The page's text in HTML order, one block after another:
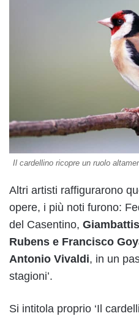
Il cardellino ricopre un ruolo
Altri artisti raffigurarono
opere, i più noti furono:
del Casentino,
Rubens e Francisco
Antonio Vivaldi, in un
stagioni’.
Si intitola proprio ‘Il